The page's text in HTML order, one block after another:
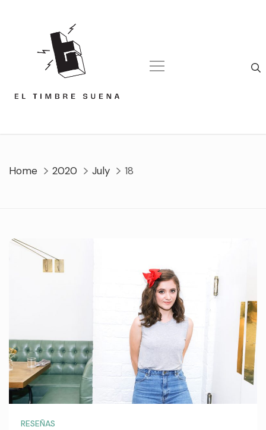
Home 2020 July 18
RESEÑAS